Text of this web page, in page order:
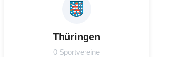
Thüringen
0 Sportvereine